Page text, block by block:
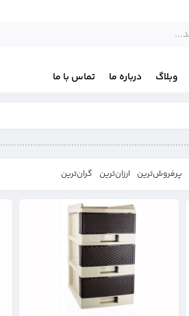
وبلاگ درباره ما تماس با ما
پرفروش‌ترین ارزان‌ترین گران‌ترین